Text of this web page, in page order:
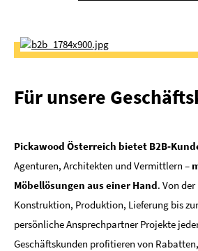
Für unsere
Pickawood Österreich bietet
Agenturen, Architekten und Vermittlern –
Möbellösungen aus einer Hand. Von
Konstruktion, Produktion, Lieferung bis
persönliche Ansprechpartner Projekte
Geschäftskunden profitieren von